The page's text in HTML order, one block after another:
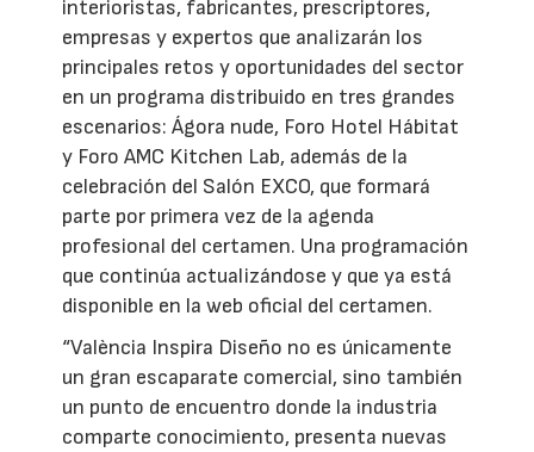
interioristas, fabricantes, prescriptores,
empresas y expertos que analizarán los
principales retos y oportunidades del sector
en un programa distribuido en tres grandes
escenarios: Ágora nude, Foro Hotel Hábitat
y Foro AMC Kitchen Lab, además de la
celebración del Salón EXCO, que formará
parte por primera vez de la agenda
profesional del certamen. Una programación
que continúa actualizándose y que ya está
disponible en la web oficial del certamen.
“València Inspira Diseño no es únicamente
un gran escaparate comercial, sino también
un punto de encuentro donde la industria
comparte conocimiento, presenta nuevas